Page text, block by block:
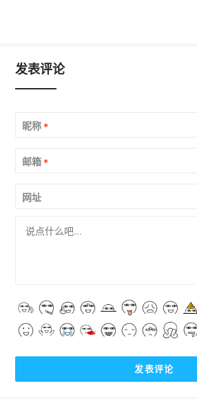
发表评论
昵称 *
邮箱 *
网址